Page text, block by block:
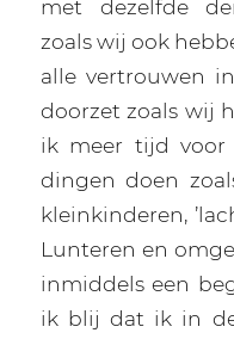
met dezelfde
zoals wij ook
alle vertrouwen
doorzet zoals wij
ik meer tijd voor
dingen doen
kleinkinderen,
Lunteren en
inmiddels een
ik blij dat ik in